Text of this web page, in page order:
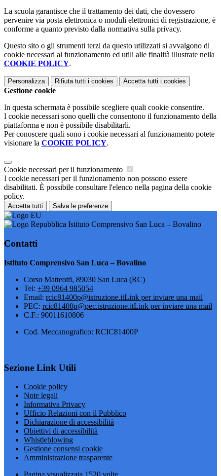
La scuola garantisce che il trattamento dei dati, che dovessero
pervenire via posta elettronica o moduli elettronici di registrazione, è
conforme a quanto previsto dalla normativa sulla privacy.
Questo sito o gli strumenti terzi da questo utilizzati si avvalgono di
cookie necessari al funzionamento ed utili alle finalità illustrate nella
COOKIE POLICY.
Personalizza Rifiuta tutti i cookies Accetta tutti i cookies
Gestione cookie
In questa schermata è possibile scegliere quali cookie consentire.
I cookie necessari sono quelli che consentono il funzionamento della
piattaforma e non è possibile disabilitarli.
Per conoscere quali sono i cookie necessari al funzionamento potete
visionare la COOKIE POLICY.
Cookie necessari per il funzionamento
I cookie necessari per il funzionamento non possono essere
disabilitati. È possibile consultare l'elenco nella pagina della cookie
policy.
Accetta tutti Salva le preferenze
Istituto Comprensivo San Luca – Bovalino
Contatti
Istituto Comprensivo San Luca – Bovalino
Corso Matteotti, 89030 San Luca (RC)
Tel: +39 0964 985054
Email: rcic81400p@istruzione.itLink per inviare una mail
PEC: rcic81400p@pec.istruzione.itLink per inviare una mail
C.F.: 90011610806
Cod. Meccanografico: RCIC81400P
Sezione Link Utili
Cookie policy
Note legali
Informativa Privacy
Ufficio Relazioni con il Pubblico
Dichiarazione di accessibilità
Obiettivi di accessibilità
Whistleblowing
Gestione consensi cookie
Amministrazione trasparente